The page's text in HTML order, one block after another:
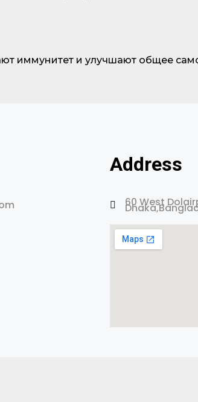
иммунитет и улучшают общее
Address
60 West